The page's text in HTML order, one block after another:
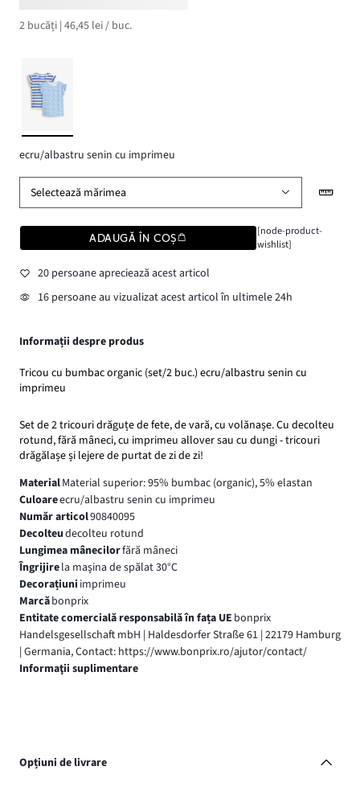
2 bucăți | 46,45 lei / buc.
ecru/albastru senin cu imprimeu
Selectează mărimea
ADAUGĂ ÎN COȘ
[node-product-
wishlist]
20 persoane apreciează acest articol
16 persoane au vizualizat acest articol în ultimele 24h
Informații despre produs
Tricou cu bumbac organic (set/2 buc.) ecru/albastru senin cu
imprimeu
Set de 2 tricouri drăguțe de fete, de vară, cu volănașe. Cu decolteu
rotund, fără mâneci, cu imprimeu allover sau cu dungi - tricouri
drăgălașe și lejere de purtat de zi de zi!
MaterialMaterial superior: 95% bumbac (organic), 5% elastan
Culoareecru/albastru senin cu imprimeu
Număr articol90840095
Decolteudecolteu rotund
Lungimea mânecilorfără mâneci
Îngrijirela maşina de spălat 30°C
Decorațiuni imprimeu
Marcăbonprix
Entitate comercială responsabilă în fața UE bonprix
Handelsgesellschaft mbH | Haldesdorfer Straße 61 | 22179 Hamburg
| Germania, Contact: https://www.bonprix.ro/ajutor/contact/
Informaţii suplimentare
Opțiuni de livrare